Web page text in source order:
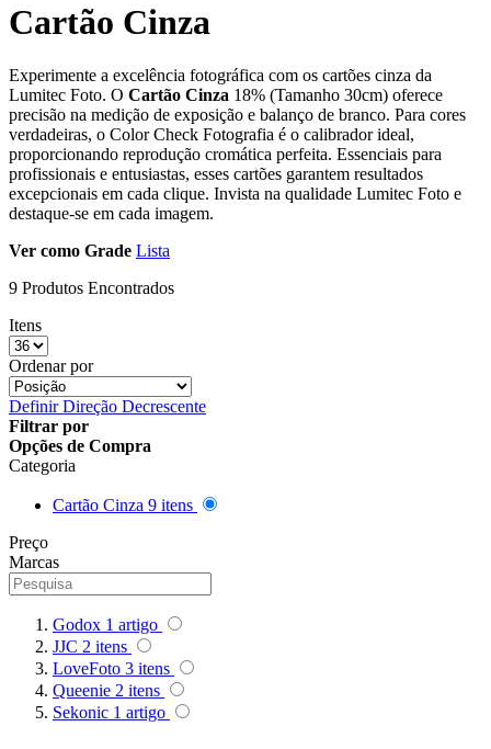
Nanlite
NEEWER
NiceFoto
NingBo Bolun
Queenie
Ripoint
Sekonic
Sirui
Smallrig
Sokani
Somita
Cartão Cinza
Experimente a excelência fotográfica com os cartões cinza da
Lumitec Foto. O Cartão Cinza 18% (Tamanho 30cm) oferece
precisão na medição de exposição e balanço de branco. Para cores
verdadeiras, o Color Check Fotografia é o calibrador ideal,
proporcionando reprodução cromática perfeita. Essenciais para
profissionais e entusiastas, esses cartões garantem resultados
excepcionais em cada clique. Invista na qualidade Lumitec Foto e
destaque-se em cada imagem.
Ver como Grade Lista
9 Produtos Encontrados
Itens
Ordenar por
Definir Direção Decrescente
Filtrar por
Opções de Compra
Categoria
Cartão Cinza 9 itens
Preço
Marcas
Godox 1 artigo
JJC 2 itens
LoveFoto 3 itens
Queenie 2 itens
Sekonic 1 artigo